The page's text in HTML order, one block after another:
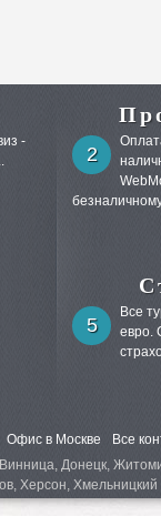
-
2
5
Все
евро.
Офис в Москве
Все
Донецк,
Херсон,